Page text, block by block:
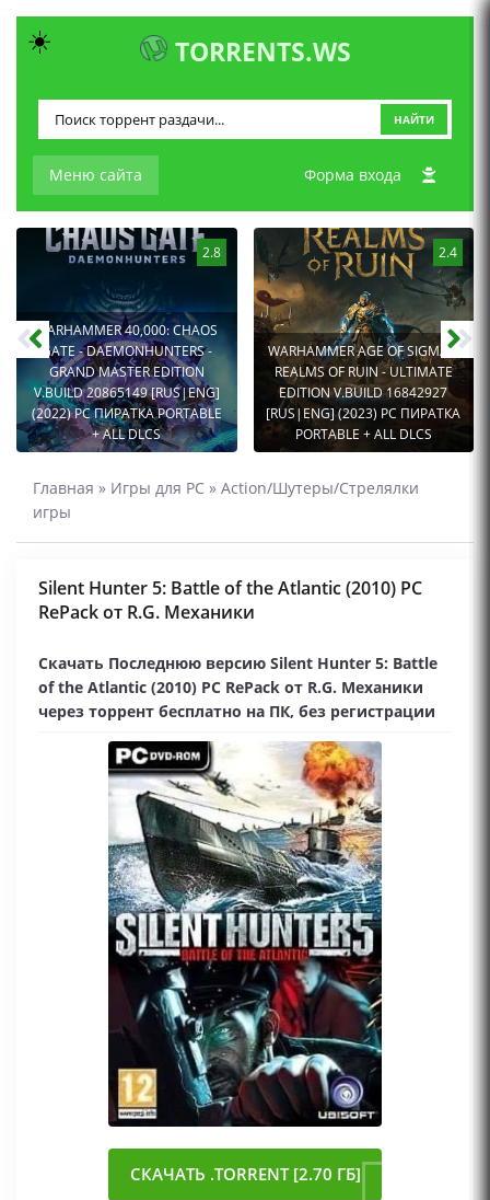
TORRENTS.WS
Меню сайта
НАЙТИ
Форма входа
2.8
WARHAMMER 40,000: CHAOS
GATE - DAEMONHUNTERS -
GRAND MASTER EDITION
V.BUILD 20865149 [RUS|ENG]
(2022) PC ПИРАТКА PORTABLE
+ ALL DLCS
2.4
WARHAMMER AGE OF SIGMAR:
REALMS OF RUIN - ULTIMATE
EDITION V.BUILD 16842927
[RUS|ENG] (2023) PC ПИРАТКА
PORTABLE + ALL DLCS
Главная » Игры для PC » Action/Шутеры/Стрелялки
игры
Silent Hunter 5: Battle of the Atlantic (2010) PC
RePack от R.G. Механики
Скачать Последнюю версию Silent Hunter 5: Battle
of the Atlantic (2010) PC RePack от R.G. Механики
через торрент бесплатно на ПК, без регистрации
СКАЧАТЬ .TORRENT [2.70 ГБ]
☀️